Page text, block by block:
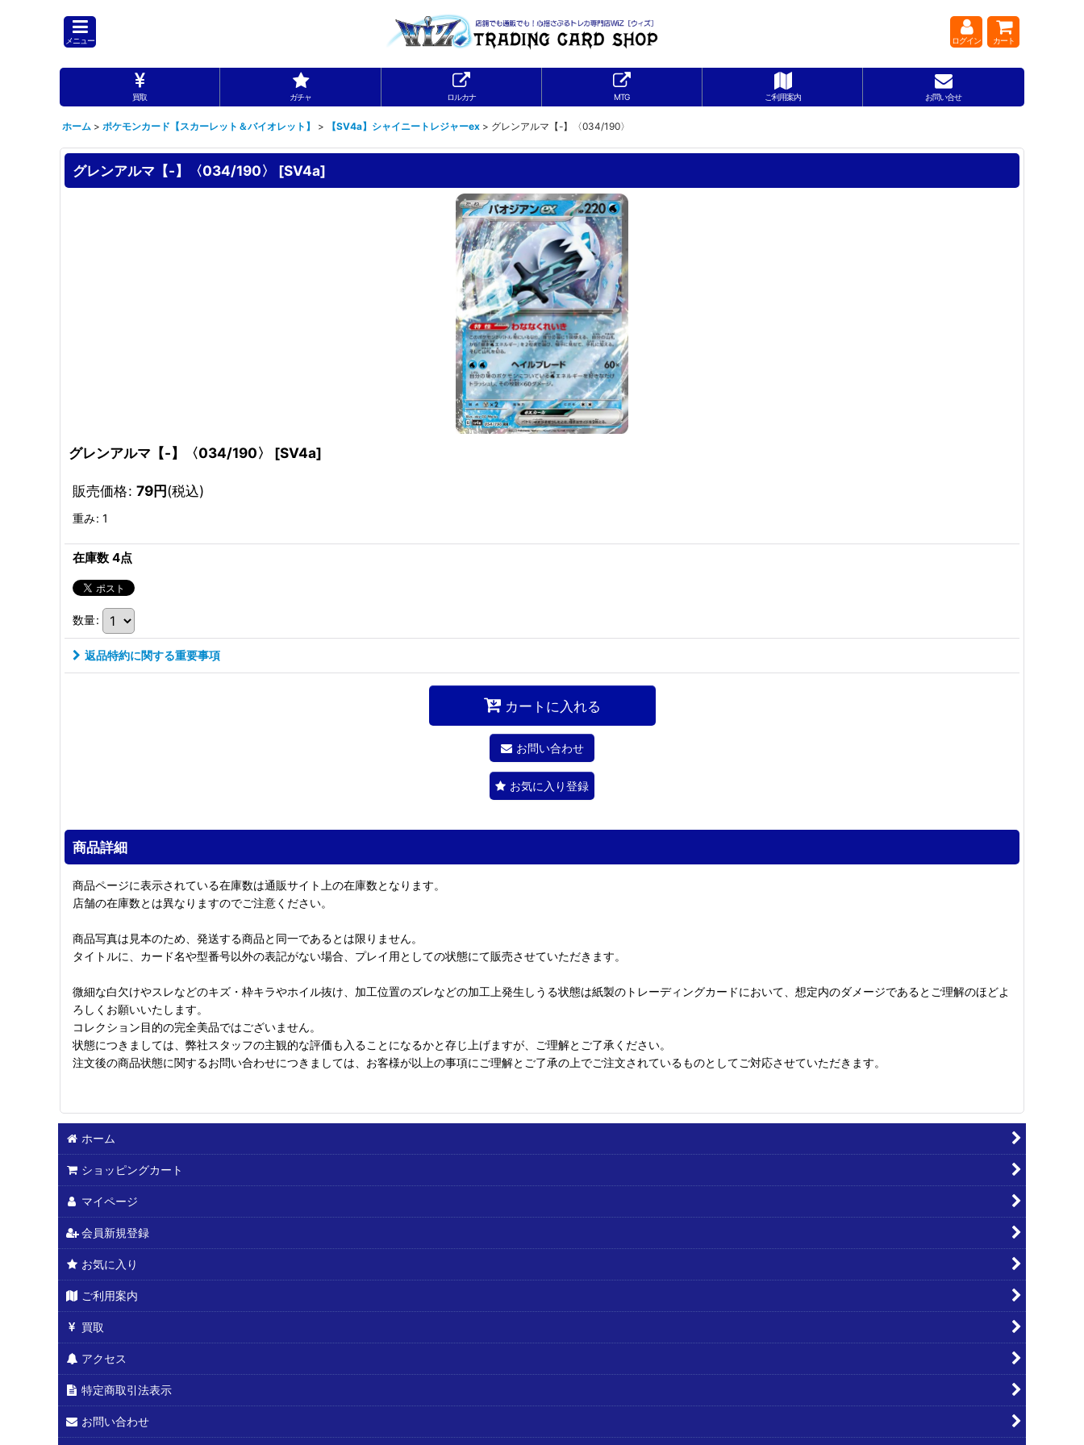
メニュー ログイン カート
買取 ガチャ ロルカナ MTG ご利用案内 お問い合せ
ホーム > ポケモンカード【スカーレット＆バイオレット】 > 【SV4a】シャイニートレジャーex > グレンアルマ【-】〈034/190〉
グレンアルマ【-】〈034/190〉 [SV4a]
グレンアルマ【-】〈034/190〉 [SV4a]
販売価格: 79円(税込)
重み: 1
在庫数 4点
数量:
返品特約に関する重要事項
カートに入れる
お問い合わせ
お気に入り登録
商品詳細
商品ページに表示されている在庫数は通販サイト上の在庫数となります。
店舗の在庫数とは異なりますのでご注意ください。
商品写真は見本のため、発送する商品と同一であるとは限りません。
タイトルに、カード名や型番号以外の表記がない場合、プレイ用としての状態にて販売させていただきます。
微細な白欠けやスレなどのキズ・枠キラやホイル抜け、加工位置のズレなどの加工上発生しうる状態は紙製のトレーディングカードにおいて、想定内のダメージであるとご理解のほどよ
ろしくお願いいたします。
コレクション目的の完全美品ではございません。
状態につきましては、弊社スタッフの主観的な評価も入ることになるかと存じ上げますが、ご理解とご了承ください。
注文後の商品状態に関するお問い合わせにつきましては、お客様が以上の事項にご理解とご了承の上でご注文されているものとしてご対応させていただきます。
ホーム
ショッピングカート
マイページ
会員新規登録
お気に入り
ご利用案内
買取
アクセス
特定商取引法表示
お問い合わせ